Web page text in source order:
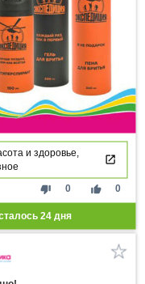
и здоровье,
thumb_down 0 thumb_up 0
24дня